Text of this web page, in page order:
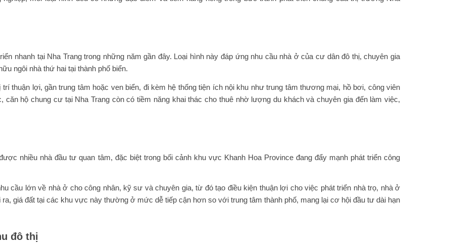
nhanh tại Nha Trang trong những năm gần đây. Loại hình này đáp ứng nhu cầu nhà ở của cư dân đô thị, chuyên gia
ngôi nhà thứ hai tại thành phố biển.
thuận lợi, gần trung tâm hoặc ven biển, đi kèm hệ thống tiện ích nội khu như trung tâm thương mại, hồ bơi, công viên
hộ chung cư tại Nha Trang còn có tiềm năng khai thác cho thuê nhờ lượng du khách và chuyên gia đến làm việc,
nhiều nhà đầu tư quan tâm, đặc biệt trong bối cảnh khu vực Khanh Hoa Province đang đẩy mạnh phát triển công
cầu lớn về nhà ở cho công nhân, kỹ sư và chuyên gia, từ đó tạo điều kiện thuận lợi cho việc phát triển nhà trọ, nhà ở
giá đất tại các khu vực này thường ở mức dễ tiếp cận hơn so với trung tâm thành phố, mang lại cơ hội đầu tư dài hạn
đô thị